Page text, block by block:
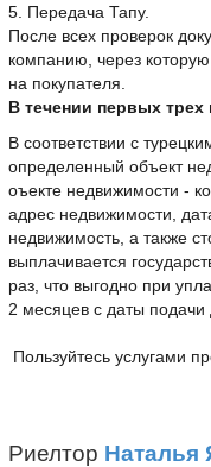
5. Передача Тапу.
После всех проверок
компанию, через
на покупателя.
В течении первых
В соответствии с
определенный объект
оъекте недвижимости -
адрес недвижимости,
недвижимость, а также
выплачивается
раз, что выгодно при
2 месяцев с даты подачи
Пользуйтесь услугами
Риелтор Наталья